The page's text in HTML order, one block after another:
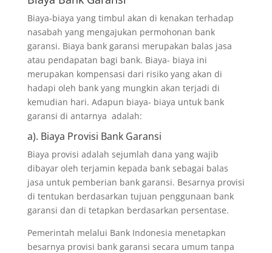
Biaya-biaya yang timbul akan di kenakan terhadap
nasabah yang mengajukan permohonan bank
garansi. Biaya bank garansi merupakan balas jasa
atau pendapatan bagi bank. Biaya- biaya ini
merupakan kompensasi dari risiko yang akan di
hadapi oleh bank yang mungkin akan terjadi di
kemudian hari. Adapun biaya- biaya untuk bank
garansi di antarnya adalah:
a). Biaya Provisi Bank Garansi
Biaya provisi adalah sejumlah dana yang wajib
dibayar oleh terjamin kepada bank sebagai balas
jasa untuk pemberian bank garansi. Besarnya provisi
di tentukan berdasarkan tujuan penggunaan bank
garansi dan di tetapkan berdasarkan persentase.
Pemerintah melalui Bank Indonesia menetapkan
besarnya provisi bank garansi secara umum tanpa